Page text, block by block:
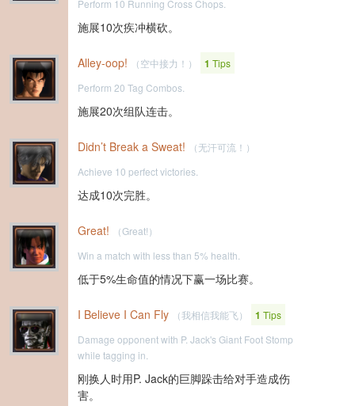
Perform 10 Running Cross Chops.
施展10次疾冲横砍。
Alley-oop! （空中接力！） 1 Tips
Perform 20 Tag Combos.
施展20次组队连击。
Didn’t Break a Sweat!
（无汗可流！）
Achieve 10 perfect victories.
达成10次完胜。
Great!
（Great!）
Win a match with less than 5% health.
低于5%生命值的情况下赢一场比赛。
I Believe I Can Fly （我相信我能飞） 1 Tips
Damage opponent with P. Jack's Giant Foot Stomp
while tagging in.
刚换人时用P. Jack的巨脚跺击给对手造成伤
害。